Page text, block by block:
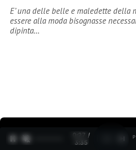
E’ una delle belle e maledette della
essere alla moda bisognasse
dipinta…
0:27 /
3:35